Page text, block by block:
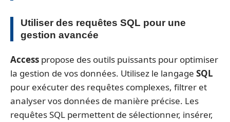
Utiliser des requêtes SQL pour une
gestion avancée
Access propose des outils puissants pour optimiser
la gestion de vos données. Utilisez le langage SQL
pour exécuter des requêtes complexes, filtrer et
analyser vos données de manière précise. Les
requêtes SQL permettent de sélectionner, insérer,